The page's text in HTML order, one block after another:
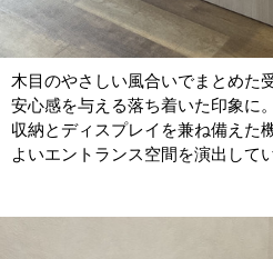
木目のやさしい風合いでまとめた
安心感を与える落ち着いた印象に。
収納とディスプレイを兼ね備えた
よいエントランス空間を演出して